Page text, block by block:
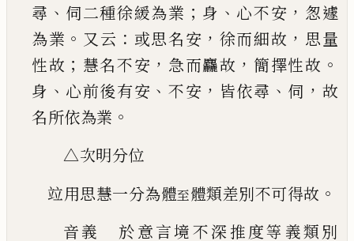
尋 、 伺二種徐緩為業 ； 身 、 心不安 ， 怱遽
為業 。 又云 ： 或思名安 ， 徐而細故 ， 思量
性故 ； 慧名不安 ， 急而麤故 ， 簡擇性故 。
身 、 心前後有安 、 不安 ， 皆依尋 、 伺 ， 故
名所依為業 。
△次明分位
竝用思慧一分為體至體類差別不可得故 。
音義 於意言境不深推度等義類別